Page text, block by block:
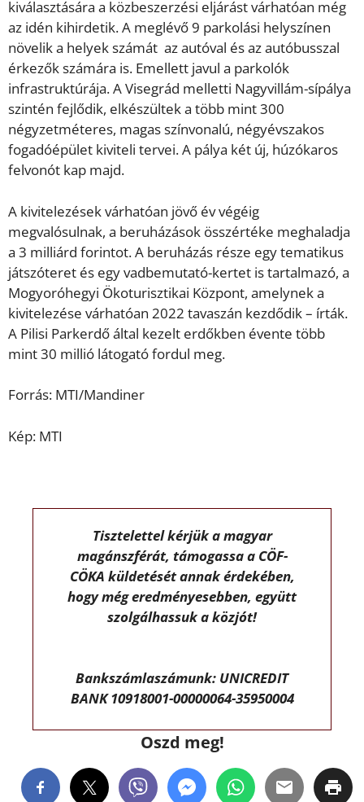
kiválasztására a közbeszerzési eljárást várhatóan még
az idén kihirdetik. A meglévő 9 parkolási helyszínen
növelik a helyek számát az autóval és az autóbusszal
érkezők számára is. Emellett javul a parkolók
infrastruktúrája. A Visegrád melletti Nagyvillám-sípálya
szintén fejlődik, elkészültek a több mint 300
négyzetméteres, magas színvonalú, négyévszakos
fogadóépület kiviteli tervei. A pálya két új, húzókaros
felvonót kap majd.
A kivitelezések várhatóan jövő év végéig
megvalósulnak, a beruházások összértéke meghaladja
a 3 milliárd forintot. A beruházás része egy tematikus
játszóteret és egy vadbemutató-kertet is tartalmazó, a
Mogyoróhegyi Ökoturisztikai Központ, amelynek a
kivitelezése várhatóan 2022 tavaszán kezdődik – írták.
A Pilisi Parkerdő által kezelt erdőkben évente több
mint 30 millió látogató fordul meg.
Forrás: MTI/Mandiner
Kép: MTI
Tisztelettel kérjük a magyar
magánszférát, támogassa a CÖF-
CÖKA küldetését annak érdekében,
hogy még eredményesebben, együtt
szolgálhassuk a közjót!
Bankszámlaszámunk: UNICREDIT
BANK 10918001-00000064-35950004
Oszd meg!